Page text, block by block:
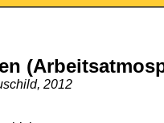
2012